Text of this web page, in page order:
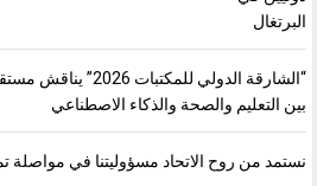
البرتغال
“الشارقة الدولي
بين التعليم والصحة والذكاء الاصطناعي
نستمد من روح الاتحاد مسؤوليتنا في مواصلة